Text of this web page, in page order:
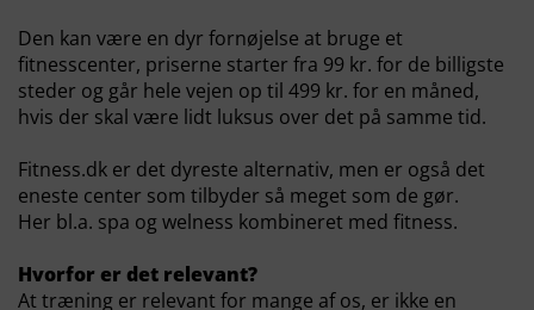
Den kan være en dyr fornøjelse at bruge et
fitnesscenter, priserne starter fra 99 kr. for de billigste
steder og går hele vejen op til 499 kr. for en måned,
hvis der skal være lidt luksus over det på samme tid.
Fitness.dk er det dyreste alternativ, men er også det
eneste center som tilbyder så meget som de gør.
Her bl.a. spa og welness kombineret med fitness.
Hvorfor er det relevant?
At træning er relevant for mange af os, er ikke en